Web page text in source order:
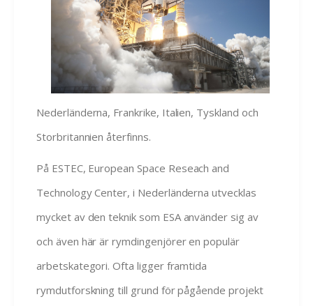
Nederländerna, Frankrike, Italien, Tyskland och
Storbritannien återfinns.
På ESTEC, European Space Reseach and
Technology Center, i Nederländerna utvecklas
mycket av den teknik som ESA använder sig av
och även här är rymdingenjörer en populär
arbetskategori. Ofta ligger framtida
rymdutforskning till grund för pågående projekt